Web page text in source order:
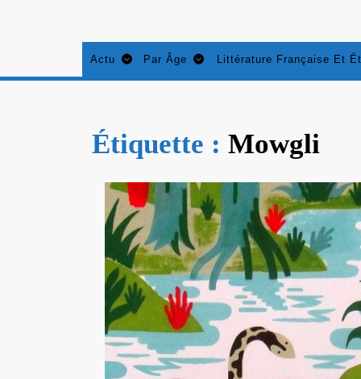
Actu Par Âge Littérature Française Et
Étiquette : Mowgli